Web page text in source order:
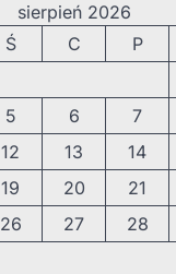
sierpień 2026
Ś C P
5 6 7
12 13 14
19 20 21
26 27 28